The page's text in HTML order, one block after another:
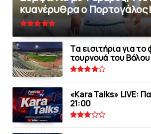
κυανέρυθρα ο Πορτογάλος!
Tα εισιτήρια για το
τουρνουά του Bόλου
«Kara Talks» LIVE:
21:00